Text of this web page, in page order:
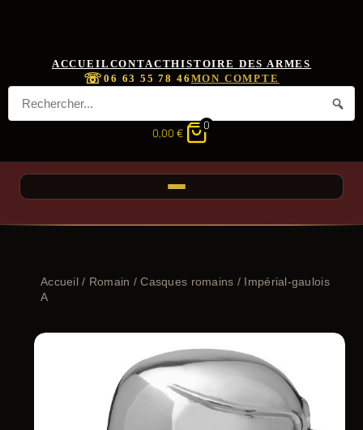
ACCUEIL CONTACTHISTOIRE DES ARMES
☏06 63 55 78 46 MON COMPTE
0,00 €
0
Accueil/ Romain /Casques romains / Impérial-gaulois
A